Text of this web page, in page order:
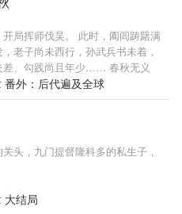
局挥师伐吴。 此时，阖闾踌躇满
老子尚未西行，孙武兵书未着，
差、勾践尚且年少…… 春秋无义
晋将亡，霸齐倾颓，荆楚羸弱。
，弱则亡！ 且看庆忌如何定吴、
代齐，称霸而一匡天下。 …… 庆
五帝，寡人应御极而称皇帝！”
文，创作不易，请多支持！）
番外：后代遍及全球
头，九门提督隆科多的私生子，
大结局